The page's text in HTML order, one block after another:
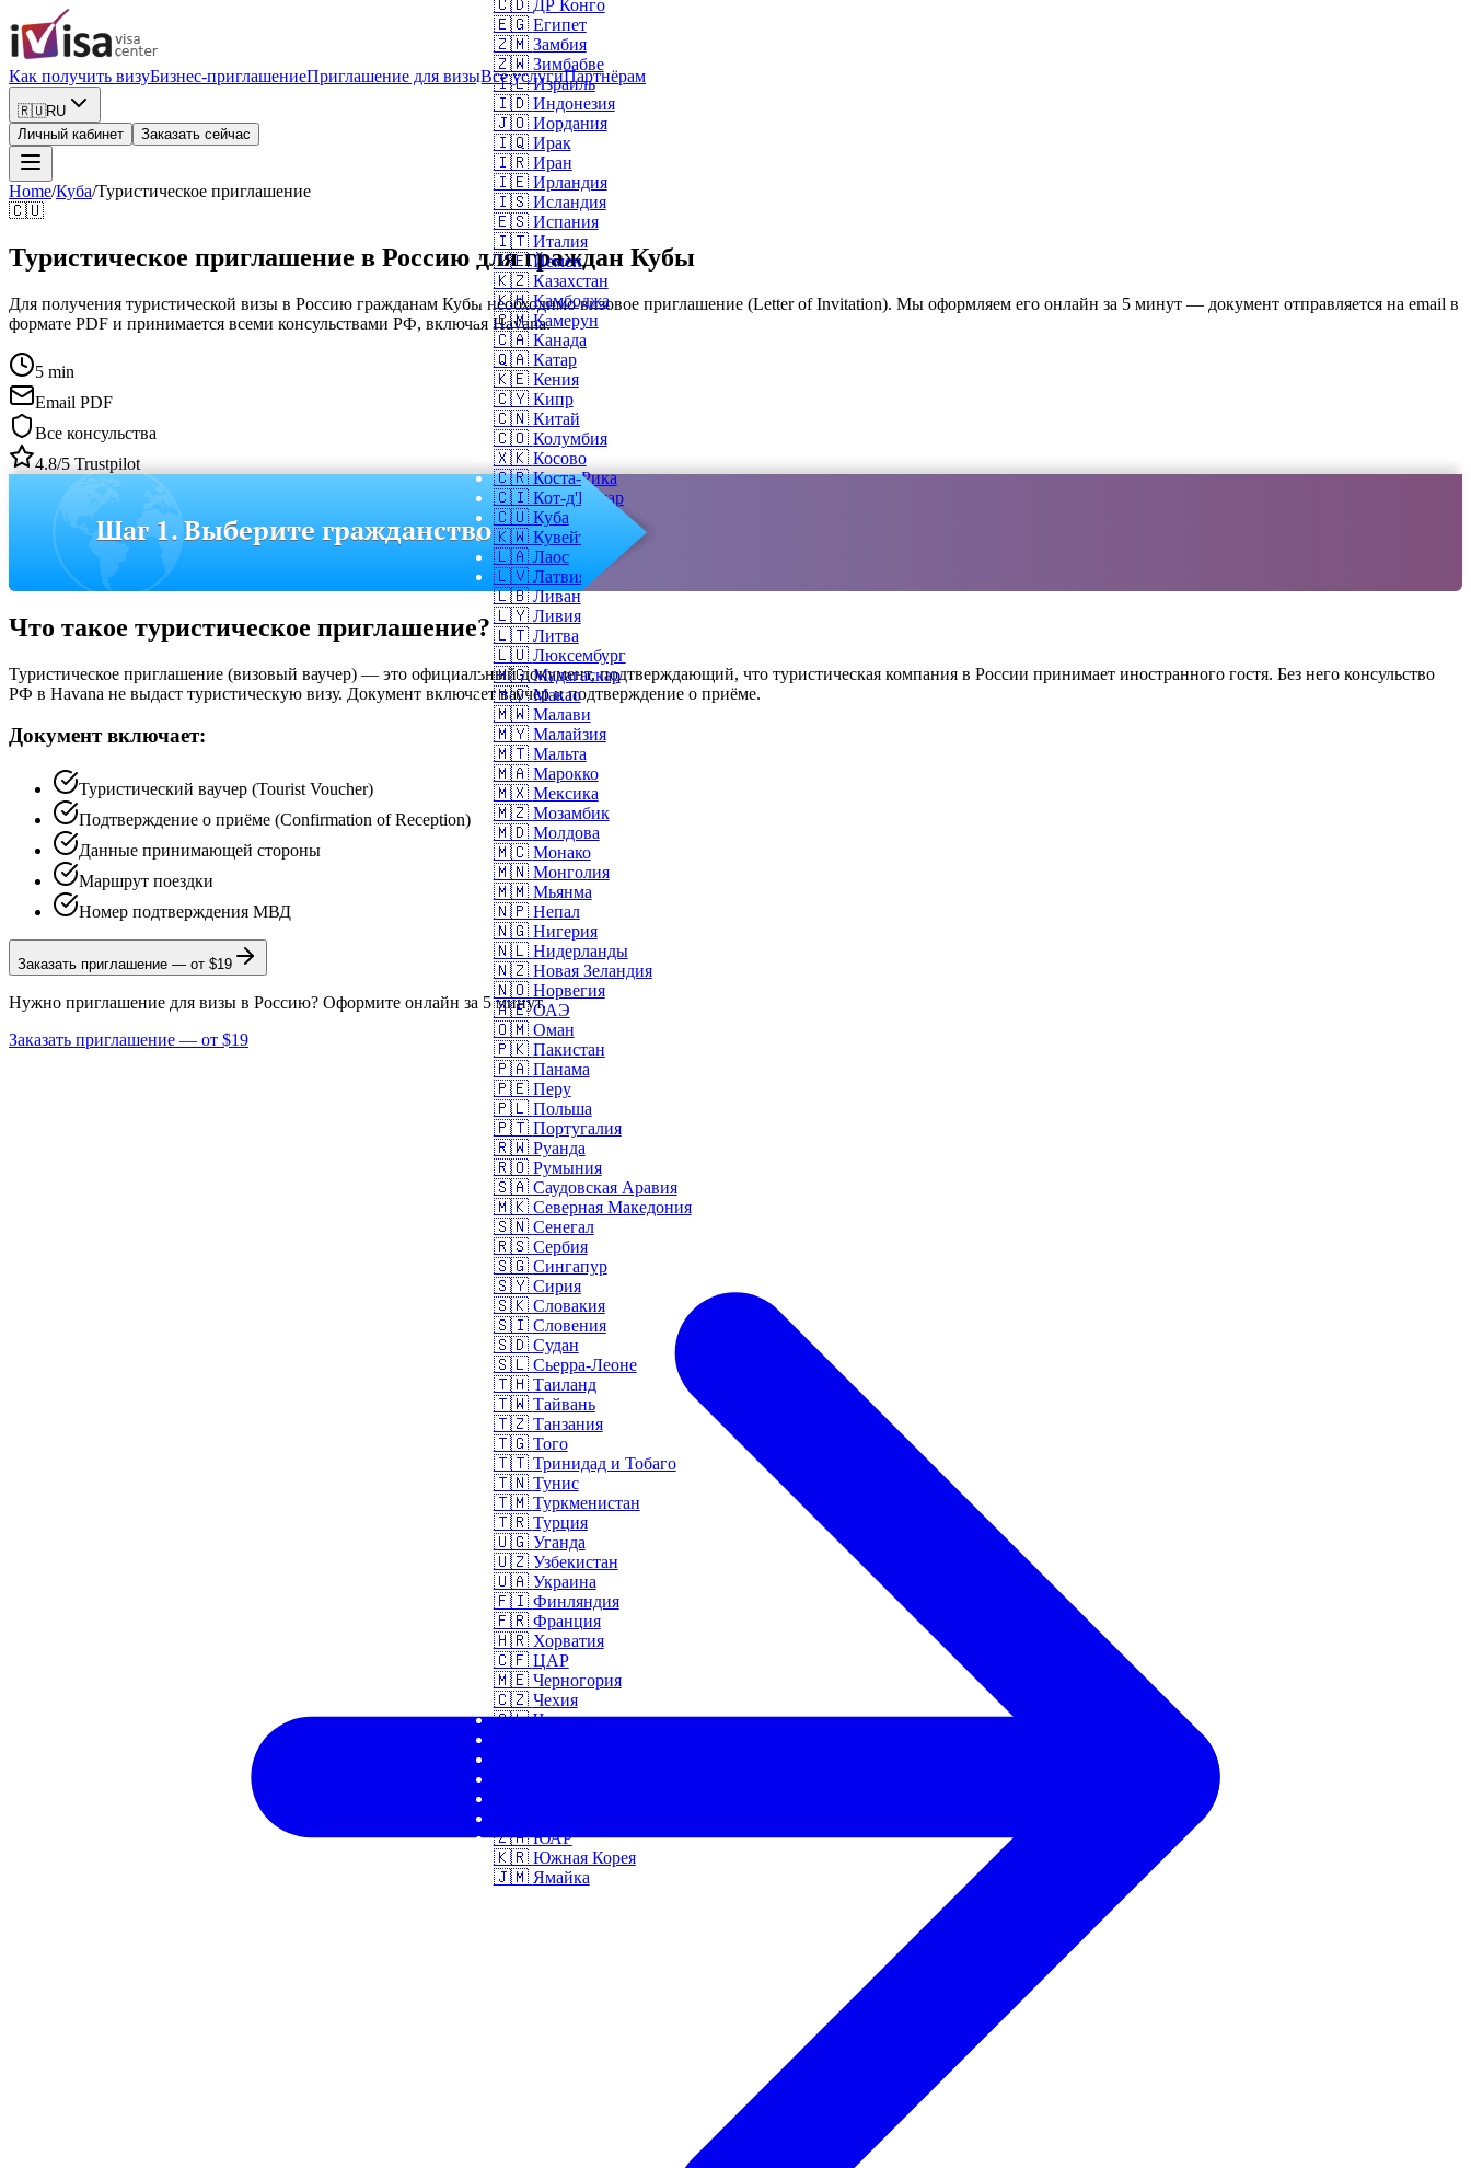
Как получить визуБизнес-приглашениеПриглашение для визыВсе услугиПартнёрам
🇷🇺RU
Личный кабинет
Заказать сейчас
Home/Куба/Туристическое приглашение
🇨🇺
Туристическое приглашение в Россию для граждан Кубы
Для получения туристической визы в Россию гражданам Кубы необходимо визовое приглашение (Letter of Invitation). Мы оформляем его онлайн за 5 минут — документ отправляется на email в
формате PDF и принимается всеми консульствами РФ, включая Havana.
5 min
Email PDF
Все консульства
4.8/5 Trustpilot
Шаг 1. Выберите гражданство
🇨🇩 ДР Конго
🇪🇬 Египет
🇿🇲 Замбия
🇿🇼 Зимбабве
🇮🇱 Израиль
🇮🇩 Индонезия
🇯🇴 Иордания
🇮🇶 Ирак
🇮🇷 Иран
🇮🇪 Ирландия
🇮🇸 Исландия
🇪🇸 Испания
🇮🇹 Италия
🇾🇪 Йемен
🇰🇿 Казахстан
🇰🇭 Камбоджа
🇨🇲 Камерун
🇨🇦 Канада
🇶🇦 Катар
🇰🇪 Кения
🇨🇾 Кипр
🇨🇳 Китай
🇨🇴 Колумбия
🇽🇰 Косово
🇨🇷 Коста-Рика
🇨🇮 Кот-д'Ивуар
🇨🇺 Куба
🇰🇼 Кувейт
🇱🇦 Лаос
🇱🇻 Латвия
🇱🇧 Ливан
🇱🇾 Ливия
🇱🇹 Литва
🇱🇺 Люксембург
🇲🇬 Мадагаскар
🇲🇴 Макао
🇲🇼 Малави
🇲🇾 Малайзия
🇲🇹 Мальта
🇲🇦 Марокко
🇲🇽 Мексика
🇲🇿 Мозамбик
🇲🇩 Молдова
🇲🇨 Монако
🇲🇳 Монголия
🇲🇲 Мьянма
🇳🇵 Непал
🇳🇬 Нигерия
🇳🇱 Нидерланды
🇳🇿 Новая Зеландия
🇳🇴 Норвегия
🇦🇪 ОАЭ
🇴🇲 Оман
🇵🇰 Пакистан
🇵🇦 Панама
🇵🇪 Перу
🇵🇱 Польша
🇵🇹 Португалия
🇷🇼 Руанда
🇷🇴 Румыния
🇸🇦 Саудовская Аравия
🇲🇰 Северная Македония
🇸🇳 Сенегал
🇷🇸 Сербия
🇸🇬 Сингапур
🇸🇾 Сирия
🇸🇰 Словакия
🇸🇮 Словения
🇸🇩 Судан
🇸🇱 Сьерра-Леоне
🇹🇭 Таиланд
🇹🇼 Тайвань
🇹🇿 Танзания
🇹🇬 Того
🇹🇹 Тринидад и Тобаго
🇹🇳 Тунис
🇹🇲 Туркменистан
🇹🇷 Турция
🇺🇬 Уганда
🇺🇿 Узбекистан
🇺🇦 Украина
🇫🇮 Финляндия
🇫🇷 Франция
🇭🇷 Хорватия
🇨🇫 ЦАР
🇲🇪 Черногория
🇨🇿 Чехия
🇨🇱 Чили
🇿🇦 ЮАР
🇰🇷 Южная Корея
🇯🇲 Ямайка
Что такое туристическое приглашение?
Туристическое приглашение (визовый ваучер) — это официальный документ, подтверждающий, что туристическая компания в России принимает иностранного гостя. Без него консульство
РФ в Havana не выдаст туристическую визу. Документ включает ваучер и подтверждение о приёме.
Документ включает:
Туристический ваучер (Tourist Voucher)
Подтверждение о приёме (Confirmation of Reception)
Данные принимающей стороны
Маршрут поездки
Номер подтверждения МВД
Заказать приглашение — от $19
Нужно приглашение для визы в Россию? Оформите онлайн за 5 минут.
Заказать приглашение — от $19